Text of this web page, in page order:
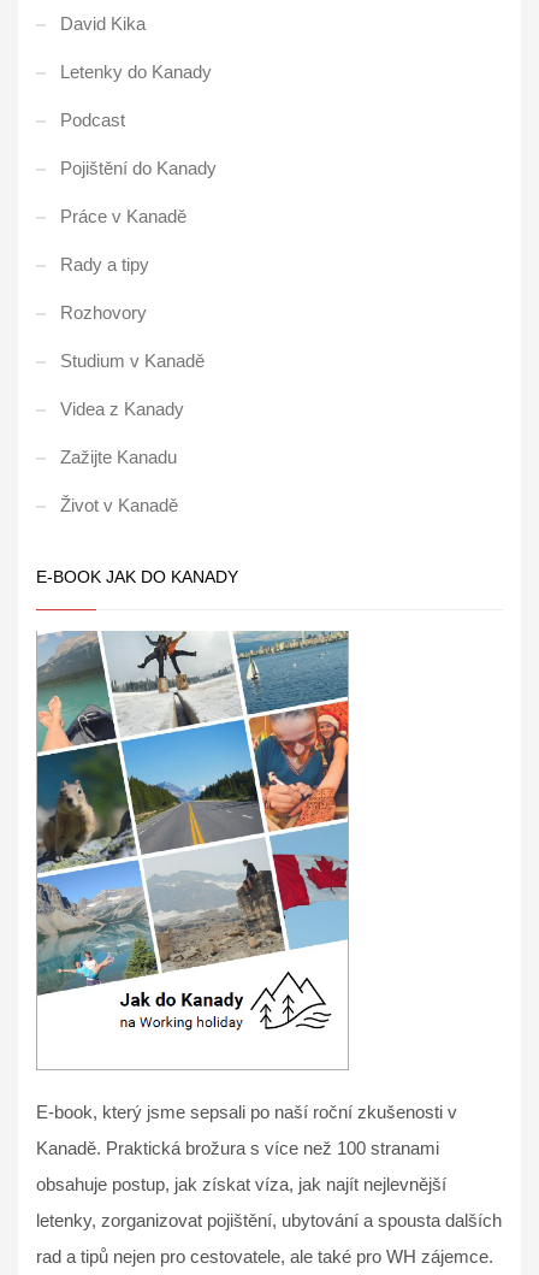
David Kika
Letenky do Kanady
Podcast
Pojištění do Kanady
Práce v Kanadě
Rady a tipy
Rozhovory
Studium v Kanadě
Videa z Kanady
Zažijte Kanadu
Život v Kanadě
E-BOOK JAK DO KANADY
E-book, který jsme sepsali po naší roční zkušenosti v
Kanadě. Praktická brožura s více než 100 stranami
obsahuje postup, jak získat víza, jak najít nejlevnější
letenky, zorganizovat pojištění, ubytování a spousta dalších
rad a tipů nejen pro cestovatele, ale také pro WH zájemce.